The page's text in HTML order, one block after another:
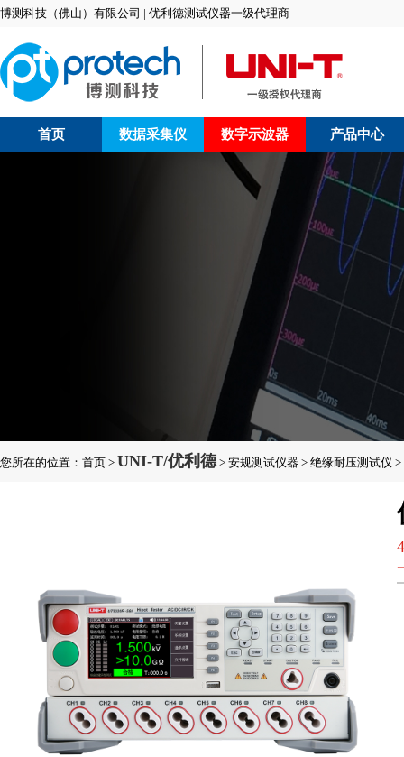
博测科技（佛山）有限公司 | 优利德测试仪器一级代理商
首页 数据采集仪 数字示波器 产品中心
您所在的位置： 首页 > UNI-T/优利德> 安规测试仪器 > 绝缘耐压测试仪 >